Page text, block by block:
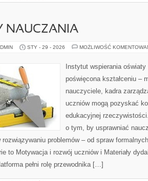
NAUCZANIA
STY - 29 - 2026 MOŻLIWOŚĆ
Instytut wspierania
poświęcona kształceniu –
nauczyciele, kadra
uczniów mogą pozyskać
edukacyjnej
o tym, by usprawniać
rozwiązywaniu problemów – od spraw
to Motywacja i rozwój uczniów i Materiały
pełni rolę przewodnika […]